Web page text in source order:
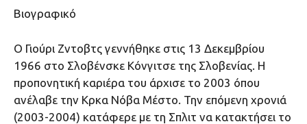
Βιογραφικό
O Γιούρι Ζντοβτς γεννήθηκε στις 13 Δεκεμβρίου
1966 στο Σλοβένσκε Κόνγιτσε της Σλοβενίας. Η
προπονητική καριέρα του άρχισε το 2003 όπου
ανέλαβε την Κρκα Νόβα Μέστο. Την επόμενη χρονιά
(2003-2004) κατάφερε με τη Σπλιτ να κατακτήσει το